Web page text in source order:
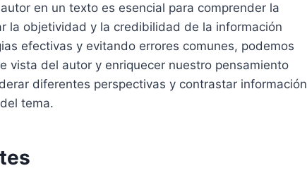
en un texto es esencial para comprender la
la objetividad y la credibilidad de la información
efectivas y evitando errores comunes, podemos
vista del autor y enriquecer nuestro pensamiento
diferentes perspectivas y contrastar información
tema.